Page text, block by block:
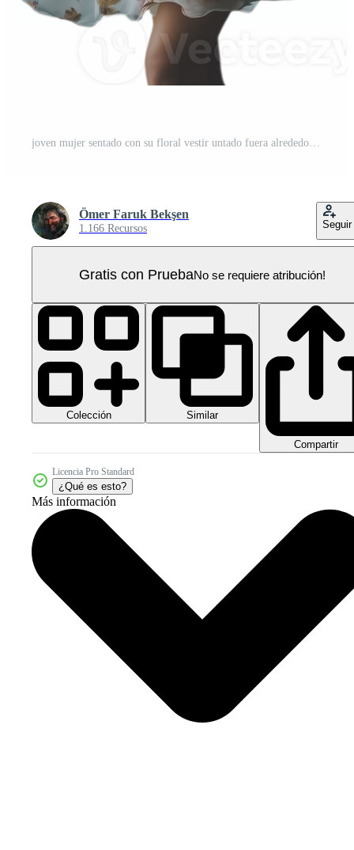
joven mujer sentado con su floral vestir untado fuera alrededor su, mirando tranquilamente a el cámara PNG Pro
Ömer Faruk Bekşen
1.166 Recursos Seguir
Gratis con PruebaNo se requiere atribución!
Colección Similar
Compartir
Licencia Pro Standard
¿Qué es esto?
Más información